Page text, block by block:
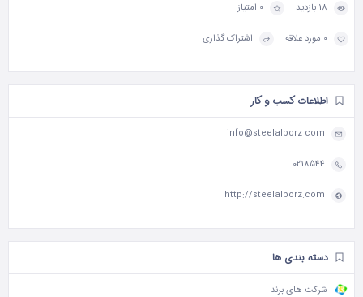
18 بازدید 0 امتیاز
0 مورد علاقه اشتراک گذاری
اطلاعات کسب و کار
info@steelalborz.com
0218544
http://steelalborz.com
دسته بندی ها
شرکت های برند